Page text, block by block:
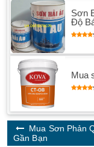
Sơn
Độ
Mua
Mua Sơn Phản
Gần Bạn